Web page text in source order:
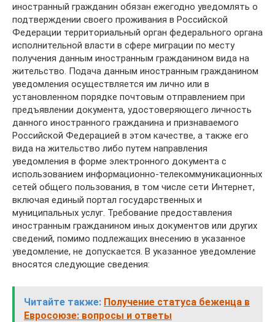
иностранный гражданин обязан ежегодно уведомлять о
подтверждении своего проживания в Российской
Федерации территориальный орган федерального органа
исполнительной власти в сфере миграции по месту
получения данным иностранным гражданином вида на
жительство. Подача данным иностранным гражданином
уведомления осуществляется им лично или в
установленном порядке почтовым отправлением при
предъявлении документа, удостоверяющего личность
данного иностранного гражданина и признаваемого
Российской Федерацией в этом качестве, а также его
вида на жительство либо путем направления
уведомления в форме электронного документа с
использованием информационно-телекоммуникационных
сетей общего пользования, в том числе сети Интернет,
включая единый портал государственных и
муниципальных услуг. Требование предоставления
иностранным гражданином иных документов или других
сведений, помимо подлежащих внесению в указанное
уведомление, не допускается. В указанное уведомление
вносятся следующие сведения:
Читайте также: Получение статуса беженца в
Евросоюзе: вопросы и ответы